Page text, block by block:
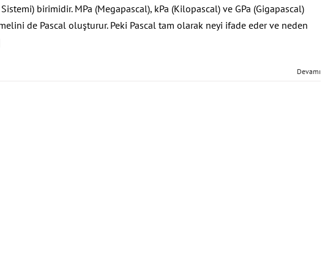
birimidir. MPa (Megapascal), kPa (Kilopascal) ve GPa (Gigapascal)
de Pascal oluşturur. Peki Pascal tam olarak neyi ifade eder ve neden
Devamı